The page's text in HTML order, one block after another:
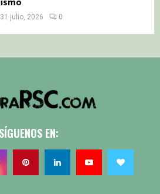
31 julio, 2026 0
SÍGUENOS EN: